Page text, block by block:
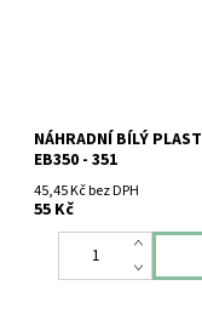
NÁHRADNÍ BÍLÝ
EB350 - 351
45,45 Kč bez DPH
55 Kč